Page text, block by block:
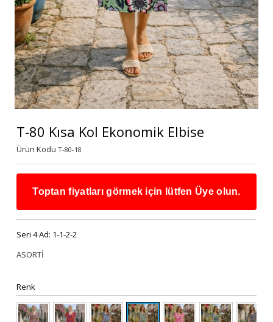
T-80 Kısa Kol Ekonomik Elbise
Ürün Kodu T-80-18
Toptan fiyatları görmek için lütfen Üye olun.
Seri 4 Ad: 1-1-2-2
ASORTİ
Renk